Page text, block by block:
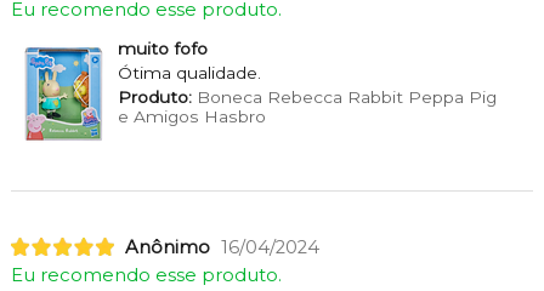
Eu recomendo esse produto.
muito fofo
Ótima qualidade.
Produto:Boneca Rebecca Rabbit Peppa Pig
e Amigos Hasbro
Anônimo 16/04/2024
Eu recomendo esse produto.